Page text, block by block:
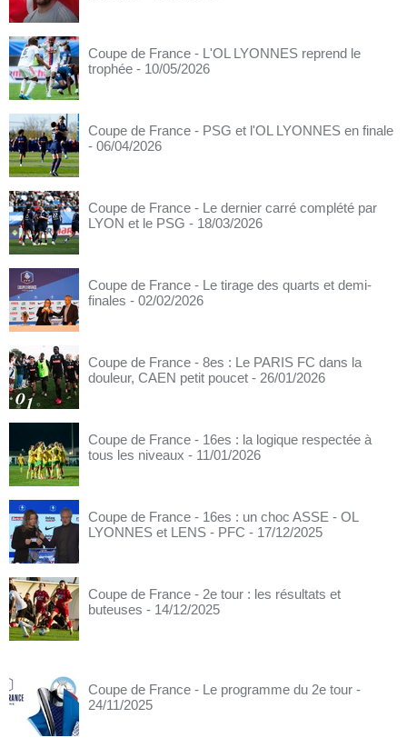
Coupe de France - L'OL LYONNES reprend le
trophée - 10/05/2026
Coupe de France - PSG et l'OL LYONNES en finale
- 06/04/2026
Coupe de France - Le dernier carré complété par
LYON et le PSG - 18/03/2026
Coupe de France - Le tirage des quarts et demi-
finales - 02/02/2026
Coupe de France - 8es : Le PARIS FC dans la
douleur, CAEN petit poucet - 26/01/2026
Coupe de France - 16es : la logique respectée à
tous les niveaux - 11/01/2026
Coupe de France - 16es : un choc ASSE - OL
LYONNES et LENS - PFC - 17/12/2025
Coupe de France - 2e tour : les résultats et
buteuses - 14/12/2025
Coupe de France - Le programme du 2e tour -
24/11/2025